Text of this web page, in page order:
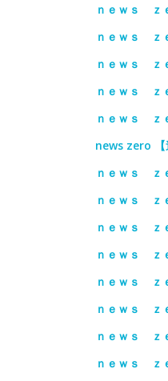
ｎｅｗｓ ｚ
ｎｅｗｓ ｚ
ｎｅｗｓ ｚ
ｎｅｗｓ ｚ
ｎｅｗｓ ｚ
news zero 【
ｎｅｗｓ ｚ
ｎｅｗｓ ｚ
ｎｅｗｓ ｚ
ｎｅｗｓ ｚ
ｎｅｗｓ ｚ
ｎｅｗｓ ｚ
ｎｅｗｓ ｚ
ｎｅｗｓ ｚ